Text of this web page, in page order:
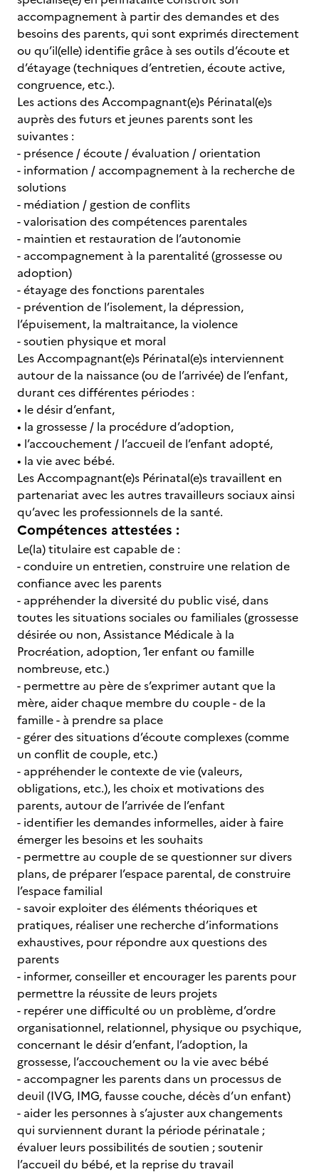
accompagnement à partir des demandes et des
besoins des parents, qui sont exprimés directement
ou qu’il(elle) identifie grâce à ses outils d’écoute et
d’étayage (techniques d’entretien, écoute active,
congruence, etc.).
Les actions des Accompagnant(e)s Périnatal(e)s
auprès des futurs et jeunes parents sont les
suivantes :
- présence / écoute / évaluation / orientation
- information / accompagnement à la recherche de
solutions
- médiation / gestion de conflits
- valorisation des compétences parentales
- maintien et restauration de l’autonomie
- accompagnement à la parentalité (grossesse ou
adoption)
- étayage des fonctions parentales
- prévention de l’isolement, la dépression,
l’épuisement, la maltraitance, la violence
- soutien physique et moral
Les Accompagnant(e)s Périnatal(e)s interviennent
autour de la naissance (ou de l’arrivée) de l’enfant,
durant ces différentes périodes :
• le désir d’enfant,
• la grossesse / la procédure d’adoption,
• l’accouchement / l’accueil de l’enfant adopté,
• la vie avec bébé.
Les Accompagnant(e)s Périnatal(e)s travaillent en
partenariat avec les autres travailleurs sociaux ainsi
qu’avec les professionnels de la santé.
Compétences attestées :
Le(la) titulaire est capable de :
- conduire un entretien, construire une relation de
confiance avec les parents
- appréhender la diversité du public visé, dans
toutes les situations sociales ou familiales (grossesse
désirée ou non, Assistance Médicale à la
Procréation, adoption, 1er enfant ou famille
nombreuse, etc.)
- permettre au père de s’exprimer autant que la
mère, aider chaque membre du couple - de la
famille - à prendre sa place
- gérer des situations d’écoute complexes (comme
un conflit de couple, etc.)
- appréhender le contexte de vie (valeurs,
obligations, etc.), les choix et motivations des
parents, autour de l’arrivée de l’enfant
- identifier les demandes informelles, aider à faire
émerger les besoins et les souhaits
- permettre au couple de se questionner sur divers
plans, de préparer l’espace parental, de construire
l’espace familial
- savoir exploiter des éléments théoriques et
pratiques, réaliser une recherche d’informations
exhaustives, pour répondre aux questions des
parents
- informer, conseiller et encourager les parents pour
permettre la réussite de leurs projets
- repérer une difficulté ou un problème, d’ordre
organisationnel, relationnel, physique ou psychique,
concernant le désir d’enfant, l’adoption, la
grossesse, l’accouchement ou la vie avec bébé
- accompagner les parents dans un processus de
deuil (IVG, IMG, fausse couche, décès d’un enfant)
- aider les personnes à s’ajuster aux changements
qui surviennent durant la période périnatale ;
évaluer leurs possibilités de soutien ; soutenir
l’accueil du bébé, et la reprise du travail